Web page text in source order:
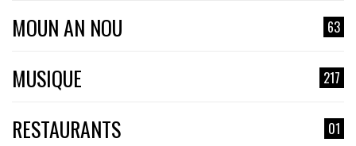
MOUN AN NOU 63
MUSIQUE 217
RESTAURANTS 01